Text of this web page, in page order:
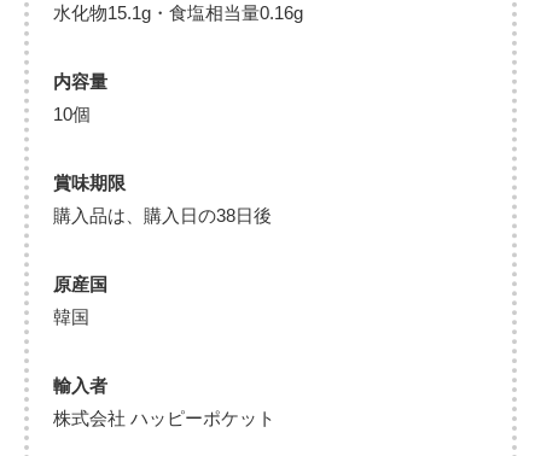
水化物15.1g・食塩相当量0.16g
内容量
10個
賞味期限
購入品は、購入日の38日後
原産国
韓国
輸入者
株式会社 ハッピーポケット